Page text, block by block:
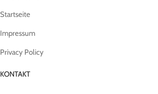
Startseite
Impressum
Privacy Policy
KONTAKT